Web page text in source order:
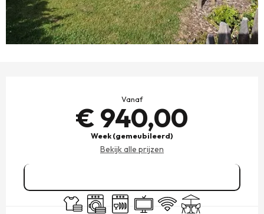
Vanaf
€ 940,00
Week (gemeubileerd)
Bekijk alle prijzen
Lakens en linnengoed
WasmachineVaatwassers
Televisie
Wifi Terras